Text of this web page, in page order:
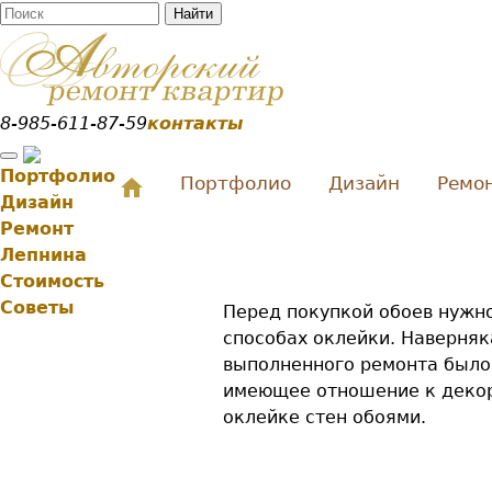
Перейти к
содержанию
Форма поиска
Найти
8-985-611-87-59контакты
Портфолио
Дизайн
Ремонт
Лепнина
Стоимость
Советы
Портфолио Дизайн
Перед покупкой обоев
способах оклейки.
выполненного ремонта
имеющее отношение к
оклейке стен обоями.